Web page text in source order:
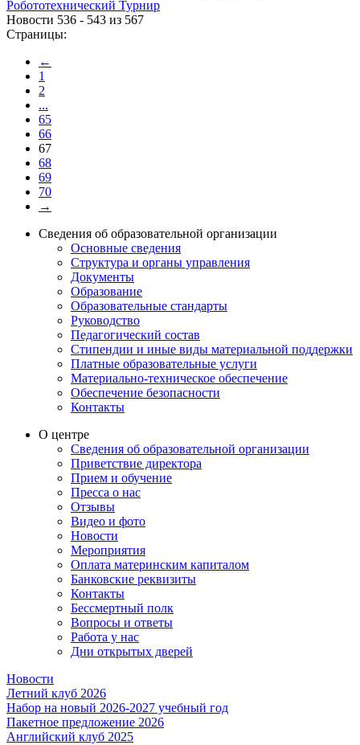
Робототехнический Турнир
Новости 536 - 543 из 567
Страницы:
←
1
2
...
65
66
67
68
69
70
→
Сведения об образовательной организации
Основные сведения
Структура и органы управления
Документы
Образование
Образовательные стандарты
Руководство
Педагогический состав
Стипендии и иные виды материальной поддержки
Платные образовательные услуги
Материально-техническое обеспечение
Обеспечение безопасности
Контакты
О центре
Сведения об образовательной организации
Приветствие директора
Прием и обучение
Пресса о нас
Отзывы
Видео и фото
Новости
Мероприятия
Оплата материнским капиталом
Банковские реквизиты
Контакты
Бессмертный полк
Вопросы и ответы
Работа у нас
Дни открытых дверей
Новости
Летний клуб 2026
Набор на новый 2026-2027 учебный год
Пакетное предложение 2026
Английский клуб 2025